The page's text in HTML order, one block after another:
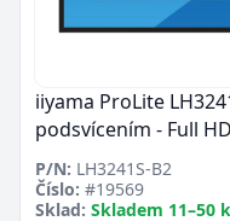
iiyama ProLite
podsvícením - Full
P/N: LH3241S-B2
Číslo: #19569
Sklad: Skladem 11–50